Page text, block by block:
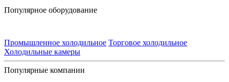
Популярное оборудование
Промышленное холодильное Торговое холодильное
Холодильные камеры
Популярные компании